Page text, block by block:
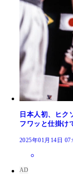
日本人初、ヒク
フワッと仕掛け
2025年01月14日